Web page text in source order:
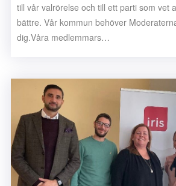
till vår valrörelse och till ett parti som vet
bättre. Vår kommun behöver
dig.Våra medlemmars…